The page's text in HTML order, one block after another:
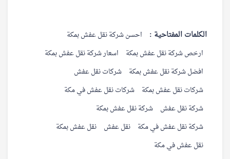
الكلمات المفتاحية :
احسن شركة نقل عفش بمكة
ارخص شركة نقل عفش بمكة
اسعار شركة نقل عفش بمكة
افضل شركة نقل عفش بمكة شركات نقل عفش
شركات نقل عفش بمكة شركات نقل عفش في مكة
شركة نقل عفش شركة نقل عفش بمكة
شركة نقل عفش في مكة نقل عفش نقل عفش بمكة
نقل عفش في مكة